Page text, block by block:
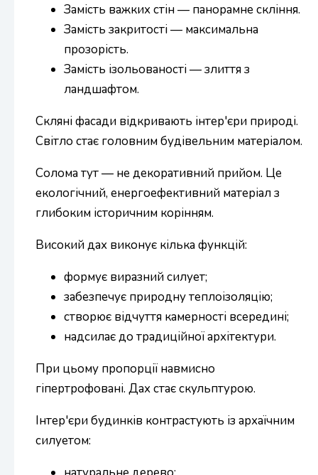
Замість важких стін — панорамне скління.
Замість закритості — максимальна
прозорість.
Замість ізольованості — злиття з
ландшафтом.
Скляні фасади відкривають інтер'єри природі.
Світло стає головним будівельним матеріалом.
Солома тут — не декоративний прийом. Це
екологічний, енергоефективний матеріал з
глибоким історичним корінням.
Високий дах виконує кілька функцій:
формує виразний силует;
забезпечує природну теплоізоляцію;
створює відчуття камерності всередині;
надсилає до традиційної архітектури.
При цьому пропорції навмисно
гіпертрофовані. Дах стає скульптурою.
Інтер'єри будинків контрастують із архаїчним
силуетом: